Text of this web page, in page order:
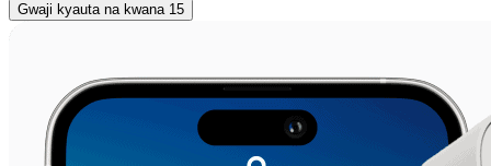
Gwaji kyauta na kwana 15